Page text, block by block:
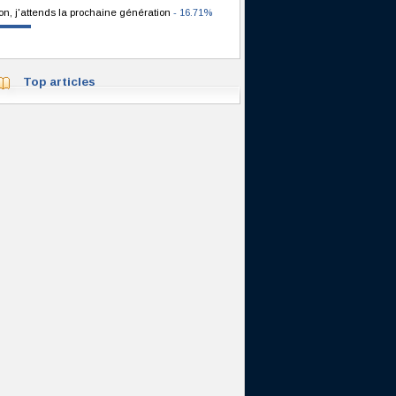
j'attends la prochaine génération - 16.71%
Top articles